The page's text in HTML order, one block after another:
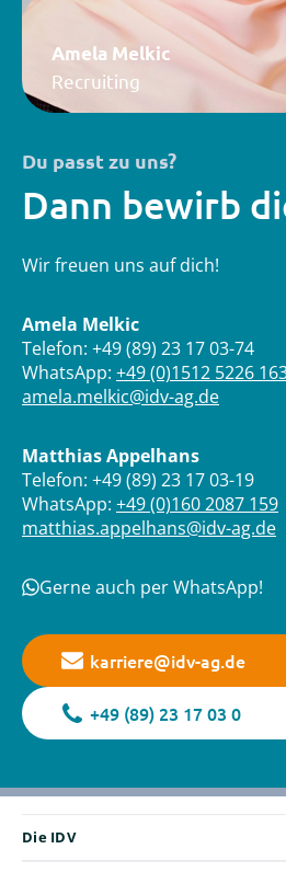
Amela Melkic
Recruiting
Du passt zu uns?
Dann bewirb
Wir freuen uns auf dich!
Amela Melkic
Telefon: +49 (89) 23 17 03-74
WhatsApp: +49 (0)1512 5226
amela.melkic@idv-ag.de
Matthias Appelhans
Telefon: +49 (89) 23 17 03-19
WhatsApp: +49 (0)160 2087 159
matthias.appelhans@idv-ag.de
Gerne auch per WhatsApp!
karriere@idv-ag.de
+49 (89) 23 17 03 0
Die IDV